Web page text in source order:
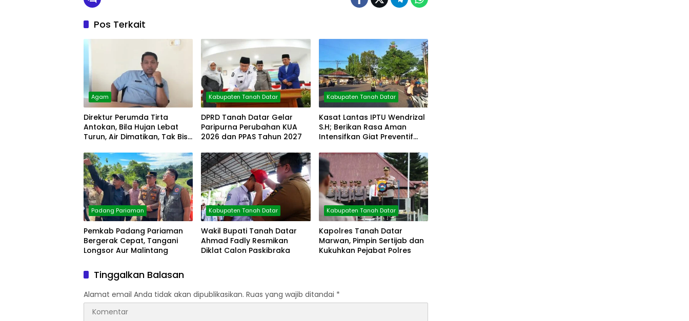
Pos Terkait
Agam
Direktur Perumda Tirta
Antokan, Bila Hujan Lebat
Turun, Air Dimatikan, Tak Bisa
Kabupaten Tanah Datar
DPRD Tanah Datar Gelar
Paripurna Perubahan KUA
2026 dan PPAS Tahun 2027
Kabupaten Tanah Datar
Kasat Lantas IPTU Wendrizal
S.H; Berikan Rasa Aman
Intensifkan Giat Preventif
Padang Pariaman
Pemkab Padang Pariaman
Bergerak Cepat, Tangani
Longsor Aur Malintang
Kabupaten Tanah Datar
Wakil Bupati Tanah Datar
Ahmad Fadly Resmikan
Diklat Calon Paskibraka
Kabupaten Tanah Datar
Kapolres Tanah Datar
Marwan, Pimpin Sertijab dan
Kukuhkan Pejabat Polres
Tinggalkan Balasan
Alamat email Anda tidak akan dipublikasikan. Ruas yang wajib ditandai *